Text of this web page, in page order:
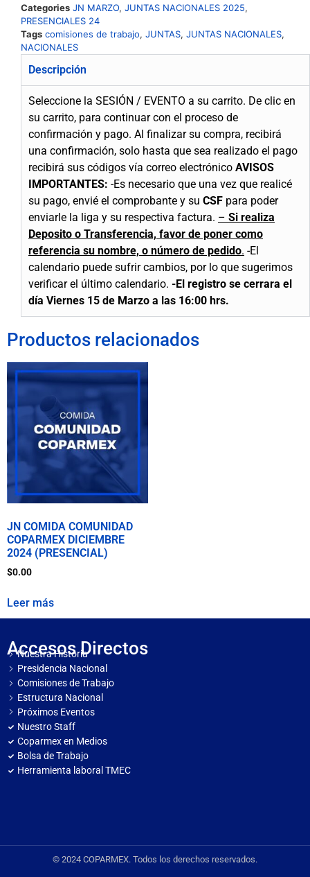
Categories JN MARZO, JUNTAS NACIONALES 2025,
PRESENCIALES 24
Tags comisiones de trabajo, JUNTAS, JUNTAS NACIONALES,
NACIONALES
Descripción
Seleccione la SESIÓN / EVENTO a su carrito. De clic en
su carrito, para continuar con el proceso de
confirmación y pago. Al finalizar su compra, recibirá
una confirmación, solo hasta que sea realizado el pago
recibirá sus códigos vía correo electrónico AVISOS
IMPORTANTES: -Es necesario que una vez que realicé
su pago, envié el comprobante y su CSF para poder
enviarle la liga y su respectiva factura. – Si realiza
Deposito o Transferencia, favor de poner como
referencia su nombre, o número de pedido. -El
calendario puede sufrir cambios, por lo que sugerimos
verificar el último calendario. -El registro se cerrara el
día Viernes 15 de Marzo a las 16:00 hrs.
Productos relacionados
JN COMIDA COMUNIDAD
COPARMEX DICIEMBRE
2024 (PRESENCIAL)
$0.00
Leer más
Accesos Directos
Nuestra Historia
Presidencia Nacional
Comisiones de Trabajo
Estructura Nacional
Próximos Eventos
Nuestro Staff
Coparmex en Medios
Bolsa de Trabajo
Herramienta laboral TMEC
© 2024 COPARMEX. Todos los derechos reservados.